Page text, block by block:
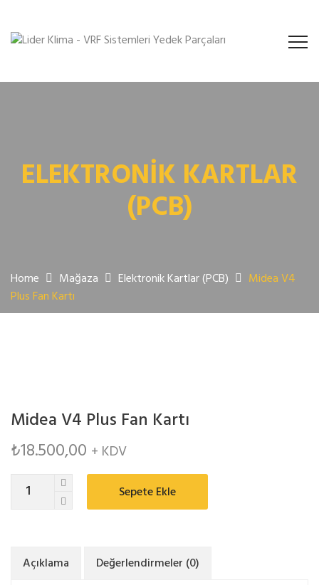
ELEKTRONIK KARTLAR
(PCB)
Home Mağaza Elektronik Kartlar (PCB)
Midea V4
Plus Fan Kartı
Midea V4 Plus Fan Kartı
₺18.500,00 + KDV
Midea
V4
quantity
Sepete Ekle
Açıklama Değerlendirmeler (0)